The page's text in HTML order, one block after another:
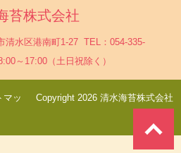
苔株式会社
清水区港南町1-27 TEL：054-335-
～17:00（土日祝除く）
マッ
Copyright 2026 清水海苔株式会社